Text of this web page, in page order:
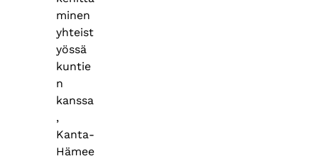
minen
yhteist
yössä
kuntie
n
kanssa
,
Kanta-
Hämee